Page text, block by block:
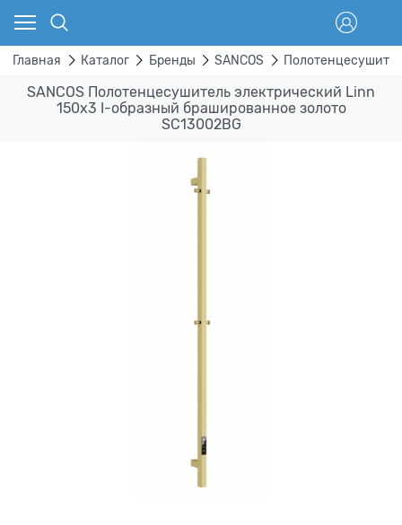
Главная Каталог Бренды SANCOS
SANCOS Полотенцесушитель электрический Linn
150x3 I-образный брашированное золото
SC13002BG